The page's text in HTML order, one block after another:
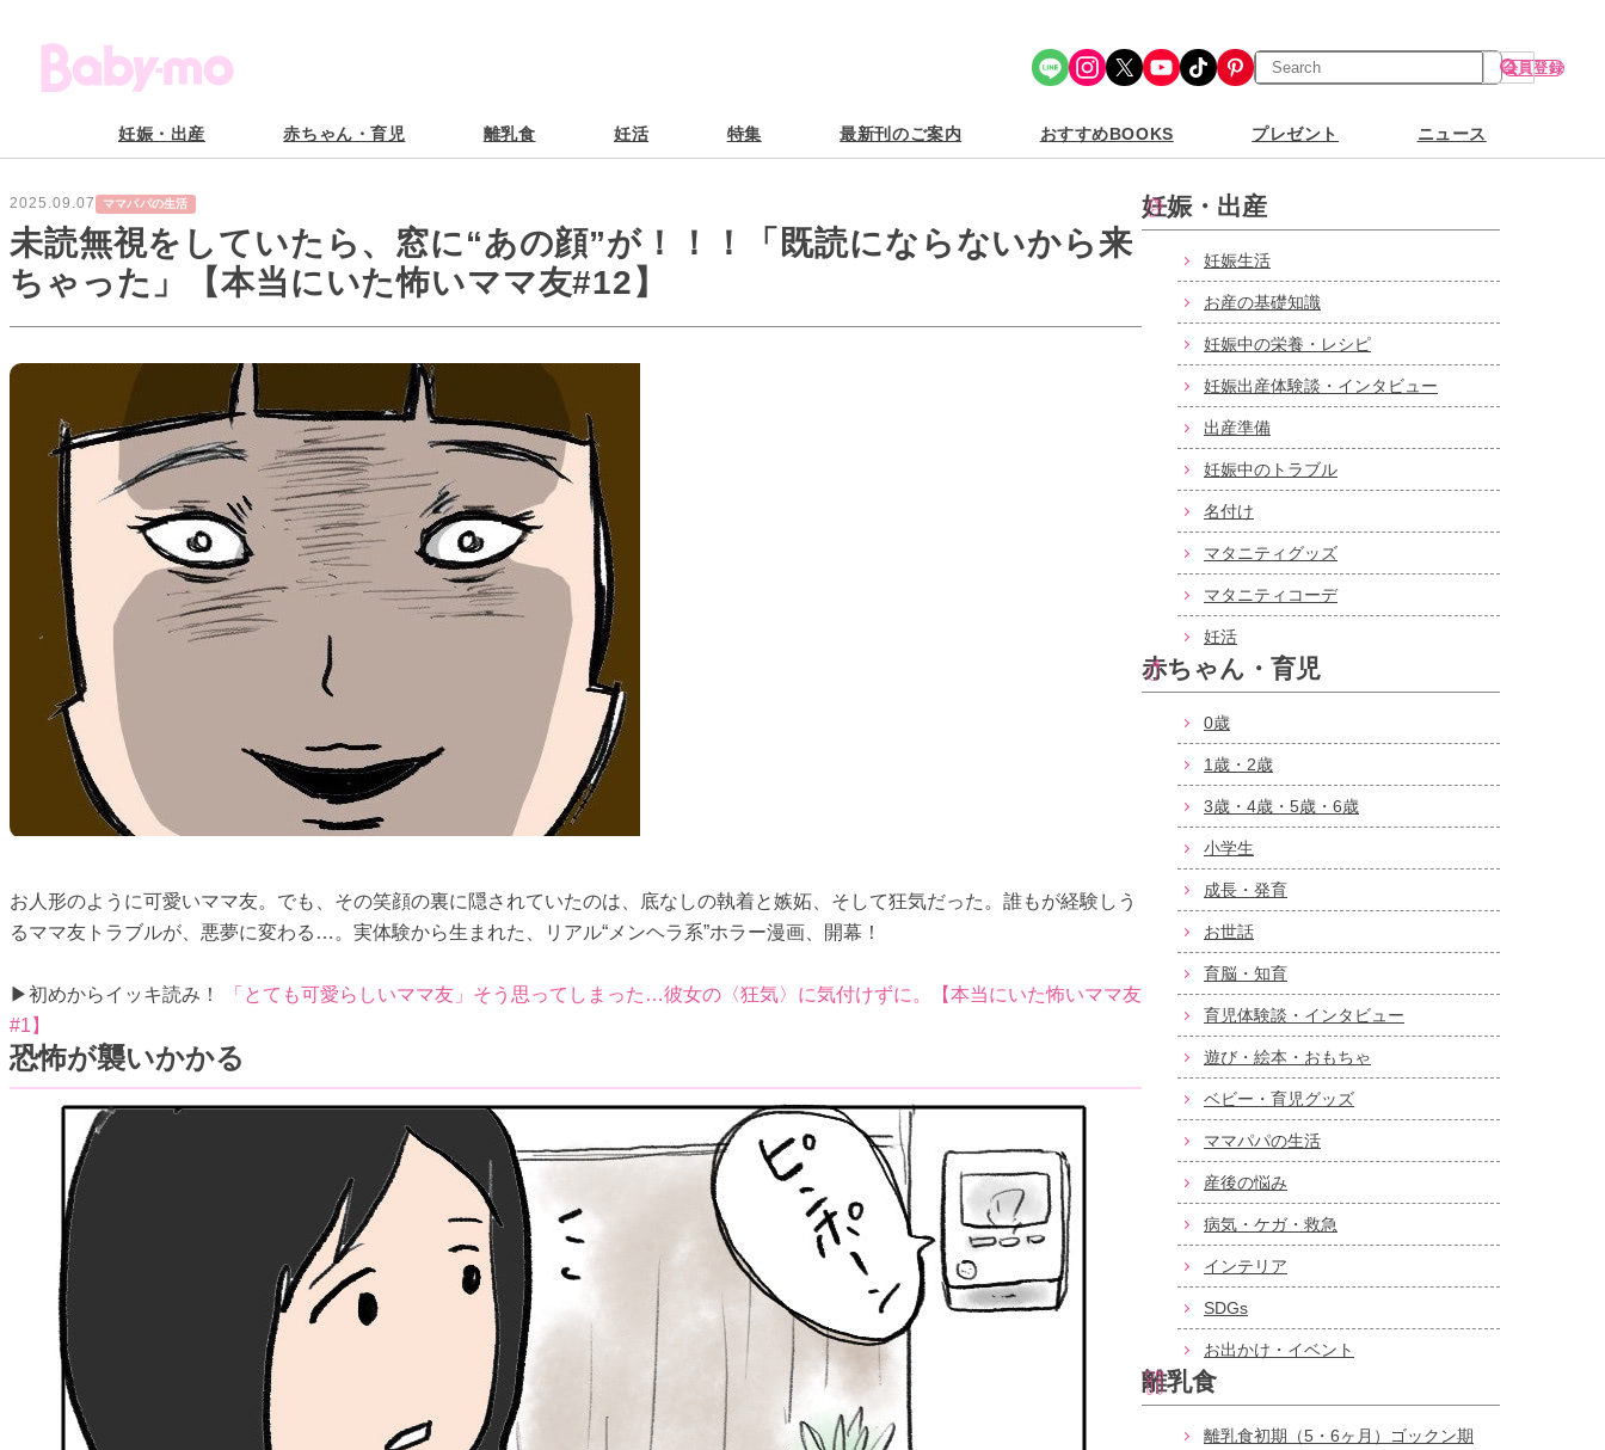
Share Icon Instagram X YouTube TikTok Pinterest
検
索
会員登録
妊娠・出産 赤ちゃん・育児 離乳食 妊活 特集 最新刊のご案内 おすすめBOOKS プレゼント ニュース
2025.09.07 ママパパの生活
未読無視をしていたら、窓に“あの顔”が！！！「既読にならないから来
ちゃった」【本当にいた怖いママ友#12】
お人形のように可愛いママ友。でも、その笑顔の裏に隠されていたのは、底なしの執着と嫉妬、そして狂気だった。誰もが経験しう
るママ友トラブルが、悪夢に変わる…。実体験から生まれた、リアル“メンヘラ系”ホラー漫画、開幕！
▶初めからイッキ読み！
「とても可愛らしいママ友」そう思ってしまった…彼女の〈狂気〉に気付けずに。【本当にいた怖いママ友
#1】
恐怖が襲いかかる
妊娠・出産
妊娠生活
お産の基礎知識
妊娠中の栄養・レシピ
妊娠出産体験談・インタビュー
出産準備
妊娠中のトラブル
名付け
マタニティグッズ
マタニティコーデ
妊活
赤ちゃん・育児
0歳
1歳・2歳
3歳・4歳・5歳・6歳
小学生
成長・発育
お世話
育脳・知育
育児体験談・インタビュー
遊び・絵本・おもちゃ
ベビー・育児グッズ
ママパパの生活
産後の悩み
病気・ケガ・救急
インテリア
SDGs
お出かけ・イベント
離乳食
離乳食初期（5・6ヶ月）ゴックン期